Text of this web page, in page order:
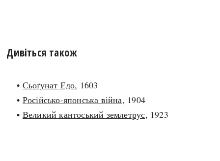
Дивіться також
• Сьоґунат Едо, 1603
• Російсько-японська війна, 1904
• Великий кантоський землетрус, 1923